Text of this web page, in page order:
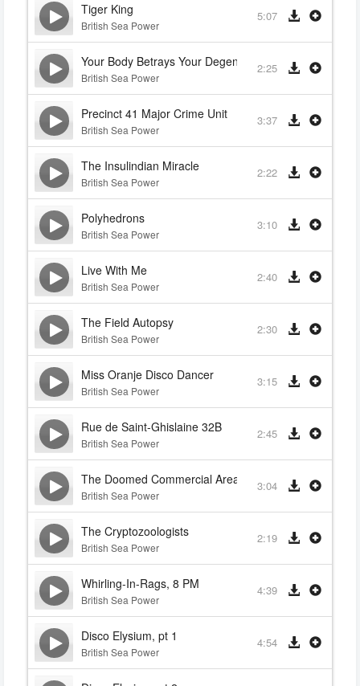
Tiger King
British Sea Power
5:07
Your Body Betrays Your Degeneracy
British Sea Power
2:25
Precinct 41 Major Crime Unit
British Sea Power
3:37
The Insulindian Miracle
British Sea Power
2:22
Polyhedrons
British Sea Power
3:10
Live With Me
British Sea Power
2:40
The Field Autopsy
British Sea Power
2:30
Miss Oranje Disco Dancer
British Sea Power
3:15
Rue de Saint-Ghislaine 32B
British Sea Power
2:45
The Doomed Commercial Area
British Sea Power
3:04
The Cryptozoologists
British Sea Power
2:19
Whirling-In-Rags, 8 PM
British Sea Power
4:39
Disco Elysium, pt 1
British Sea Power
4:54